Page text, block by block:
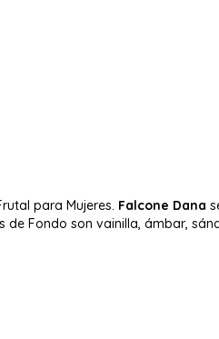
para Mujeres. Falcone Dana
Fondo son vainilla, ámbar,